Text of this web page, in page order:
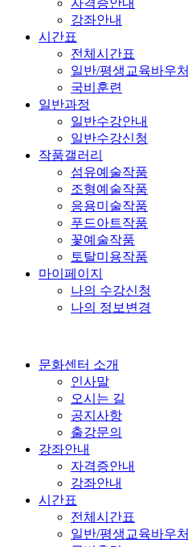
자격증안내
강좌안내
시간표
전체시간표
일반/평생교육바우처
국비훈련
일반과정
일반수강안내
일반수강신청
작품갤러리
섬유예술작품
조형예술작품
응용미술작품
푸드아트작품
꽃예술작품
토탈미용작품
마이페이지
나의 수강신청
나의 정보변경
문화센터 소개
인사말
오시는 길
공지사항
출강문의
강좌안내
자격증안내
강좌안내
시간표
전체시간표
일반/평생교육바우처